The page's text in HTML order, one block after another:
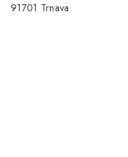
91701 Trnava